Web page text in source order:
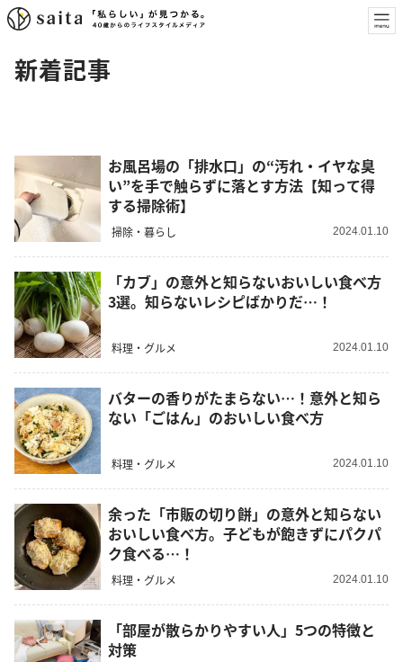
新着記事
お風呂場の「排水口」の“汚れ・イヤな臭
い”を手で触らずに落とす方法【知って得
する掃除術】
掃除・暮らし 2024.01.10
「カブ」の意外と知らないおいしい食べ方
3選。知らないレシピばかりだ…！
料理・グルメ 2024.01.10
バターの香りがたまらない…！意外と知ら
ない「ごはん」のおいしい食べ方
料理・グルメ 2024.01.10
余った「市販の切り餅」の意外と知らない
おいしい食べ方。子どもが飽きずにパクパ
ク食べる…！
料理・グルメ 2024.01.10
「部屋が散らかりやすい人」5つの特徴と
対策